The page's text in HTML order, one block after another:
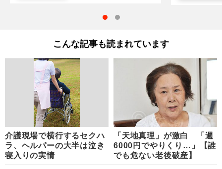
こんな記事も読まれています
介護現場で横行するセクハ
ラ、ヘルパーの大半は泣き
寝入りの実情
「天地真理」が激白 「週
6000円でやりくり…」【誰
でも危ない老後破産】